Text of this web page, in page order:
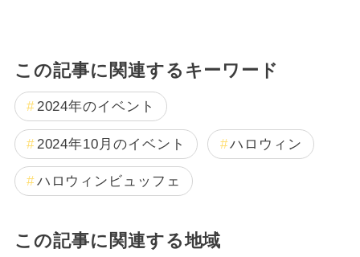
この記事に関連するキーワード
2024年のイベント
2024年10月のイベント ハロウィン
ハロウィンビュッフェ
この記事に関連する地域